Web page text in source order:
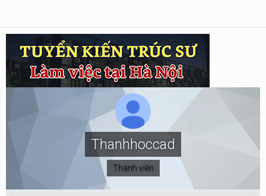
Thanhhoccad
Thành viên